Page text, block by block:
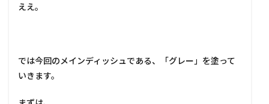
ええ。
では今回のメインディッシュである、「グレー」を塗って
いきます。